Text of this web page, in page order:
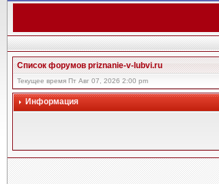
Список форумов priznanie-v-lubvi.ru
Текущее время Пт Авг 07, 2026 2:00 pm
Информация